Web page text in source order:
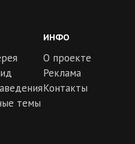
темы
ИНФО
О проекте
Реклама
Контакты